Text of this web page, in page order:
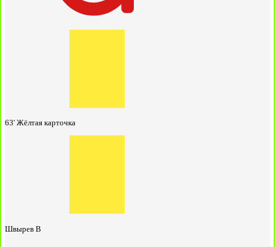
63' Жёлтая карточка
Швырев В